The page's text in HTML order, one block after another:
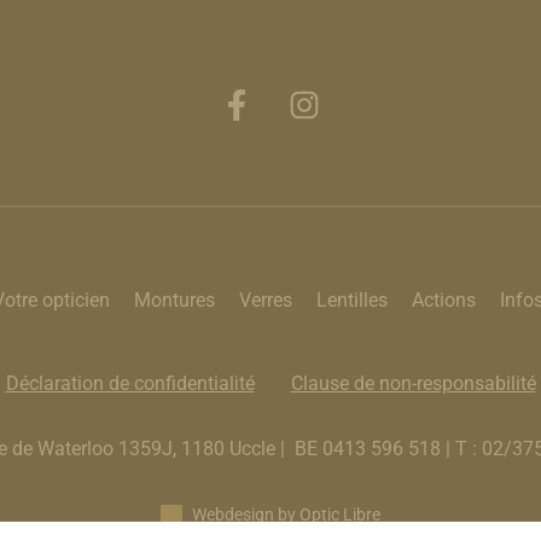
opticien Montures Verres Lentilles Actions
Déclaration de confidentialité Clause de non-responsabilité
Webdesign by Optic Libre
de Waterloo 1359J, 1180 Uccle | BE 0413 596 518 | T : 02/